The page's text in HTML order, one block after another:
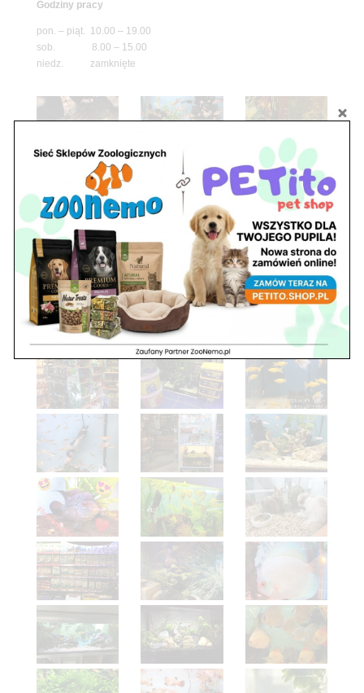
Godziny pracy
pon. – piąt. 10.00 – 19.00
sob. 8.00 – 15.00
niedz. zamknięte